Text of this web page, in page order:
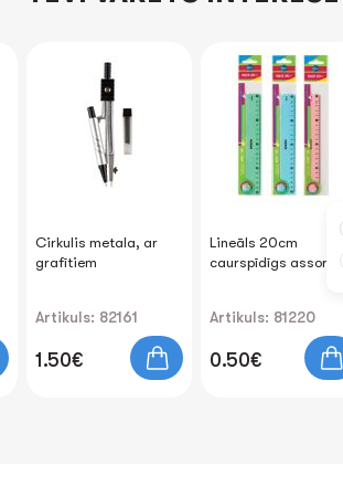
Cirkulis metala, ar
grafītiem
Artikuls: 82161
1.50€
Lineāls 20cm
caurspīdīgs assorti
Artikuls: 81220
0.50€